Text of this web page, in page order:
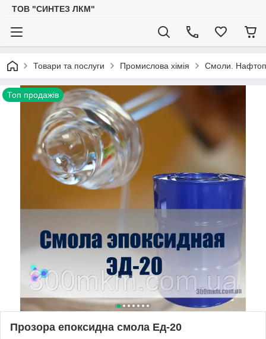
ТОВ "СИНТЕЗ ЛКМ"
Товари та послуги Промислова хімія Смоли.
Топ продажів
Прозора епоксидна смола Ед-20